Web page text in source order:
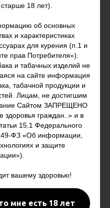
18 лет).
об основных
и характеристиках
для курения (п.1 и
прав Потребителя»).
и табачных изделий не
на сайте информация
табачной продукции и
Лицам, не достигшим
Сайтом ЗАПРЕЩЕНО
граждан..» и в
15.1 Федерального
ФЗ «Об информации,
и защите
вашему здоровью!
мне есть 18 лет
для вейпа